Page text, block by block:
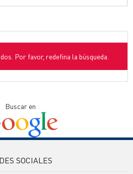
Por favor, redefina la búsqueda.
Buscar en
SOCIALES